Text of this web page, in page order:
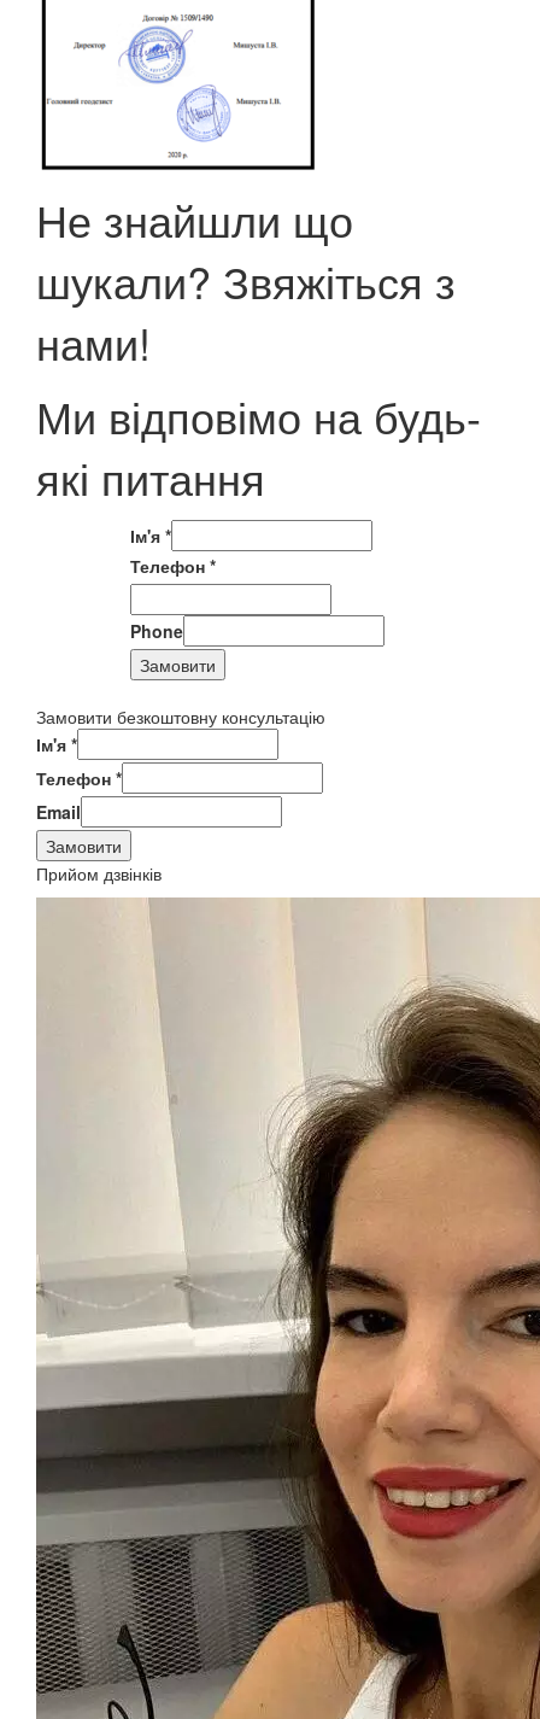
Не знайшли що
шукали? Звяжіться з
нами!
Ми відповімо на будь-
які питання
Ім'я *
Телефон *
Phone
Замовити
Замовити безкоштовну консультацію
Ім'я *
Телефон *
Email
Замовити
Прийом дзвінків